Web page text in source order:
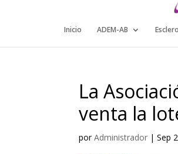
Inicio ADEM-AB
La
venta la
porAdministrador |Sep